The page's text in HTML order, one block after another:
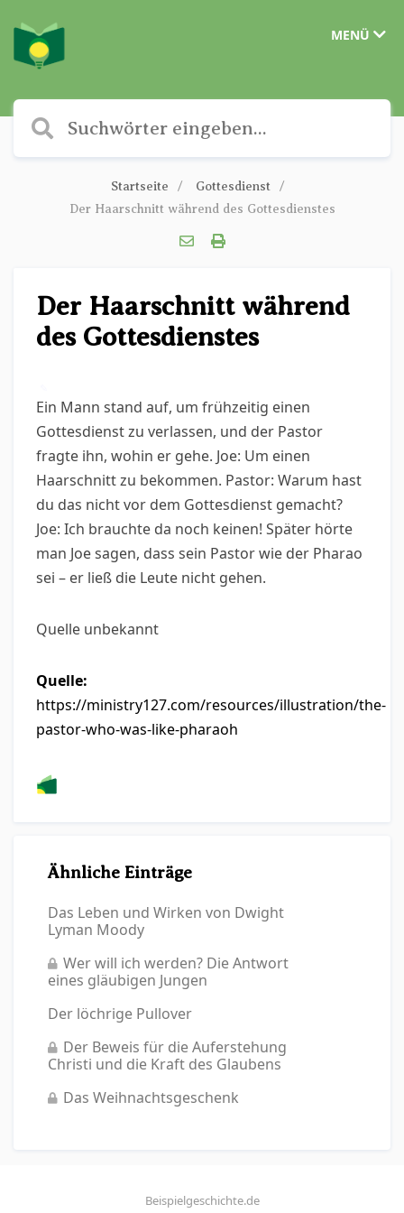
MENÜ
Startseite
Gottesdienst
Der Haarschnitt während des Gottesdienstes
Der Haarschnitt während
des Gottesdienstes
Ein Mann stand auf, um frühzeitig einen
Gottesdienst zu verlassen, und der Pastor
fragte ihn, wohin er gehe. Joe: Um einen
Haarschnitt zu bekommen. Pastor: Warum hast
du das nicht vor dem Gottesdienst gemacht?
Joe: Ich brauchte da noch keinen! Später hörte
man Joe sagen, dass sein Pastor wie der Pharao
sei – er ließ die Leute nicht gehen.
Quelle unbekannt
Quelle:
https://ministry127.com/resources/illustration/the-
pastor-who-was-like-pharaoh
Ähnliche Einträge
Das Leben und Wirken von Dwight
Lyman Moody
Wer will ich werden? Die Antwort
eines gläubigen Jungen
Der löchrige Pullover
Der Beweis für die Auferstehung
Christi und die Kraft des Glaubens
Das Weihnachtsgeschenk
Beispielgeschichte.de